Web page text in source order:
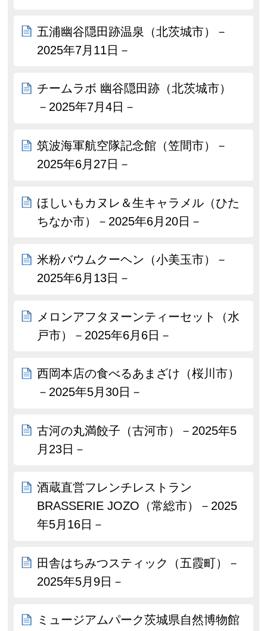
五浦幽谷隠田跡温泉（北茨城市）－
2025年7月11日－
チームラボ 幽谷隠田跡（北茨城市）
－2025年7月4日－
筑波海軍航空隊記念館（笠間市）－
2025年6月27日－
ほしいもカヌレ＆生キャラメル（ひた
ちなか市）－2025年6月20日－
米粉バウムクーヘン（小美玉市）－
2025年6月13日－
メロンアフタヌーンティーセット（水
戸市）－2025年6月6日－
西岡本店の食べるあまざけ（桜川市）
－2025年5月30日－
古河の丸満餃子（古河市）－2025年5
月23日－
酒蔵直営フレンチレストラン
BRASSERIE JOZO（常総市）－2025
年5月16日－
田舎はちみつスティック（五霞町）－
2025年5月9日－
ミュージアムパーク茨城県自然博物館